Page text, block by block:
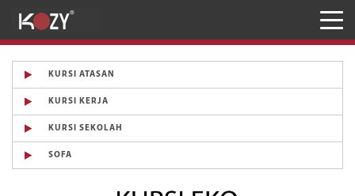
KURSI ATASAN
KURSI KERJA
KURSI SEKOLAH
SOFA
Kursi
Inaproc Site